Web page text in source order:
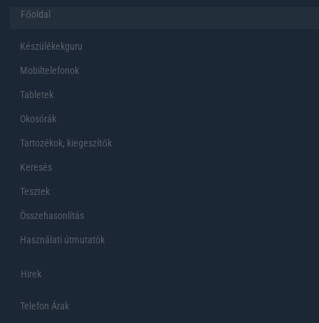
Főoldal
Készülékekguru
Mobiltelefonok
Tabletek
Okosórák
Tartozékok, kiegeszítők
Keresés
Tesztek
Összehasonlítás
Használati útmutatók
Hirek
Telefon Árak